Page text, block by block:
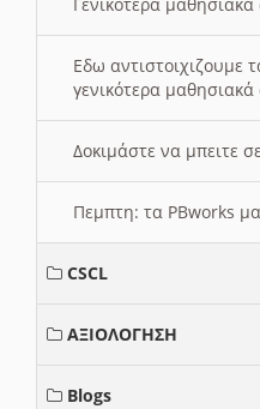
Εδω
γενικότερα
Δοκιμάστε να μπειτε
Πεμπτη: τα PBworks
CSCL
ΑΞΙΟΛΟΓΗΣΗ
Blogs